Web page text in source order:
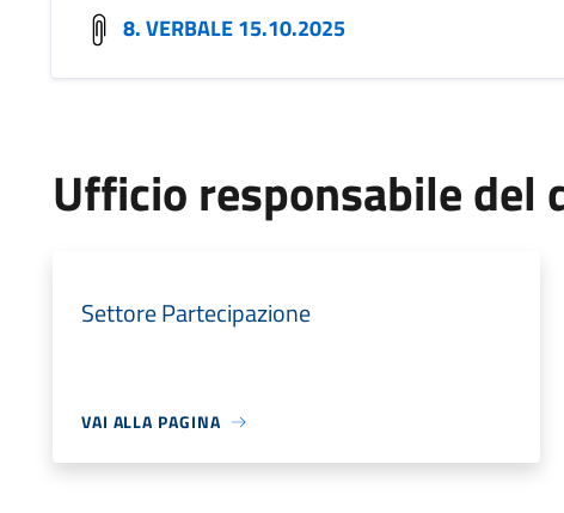
8. VERBALE 15.10.2025
Ufficio responsabile del
Settore Partecipazione
VAI ALLA PAGINA